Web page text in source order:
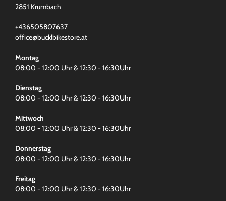
2851 Krumbach
+436505807637
office@bucklbikestore.at
Montag
08:00 - 12:00 Uhr & 12:30 - 16:30Uhr
Dienstag
08:00 - 12:00 Uhr & 12:30 - 16:30Uhr
Mittwoch
08:00 - 12:00 Uhr & 12:30 - 16:30Uhr
Donnerstag
08:00 - 12:00 Uhr & 12:30 - 16:30Uhr
Freitag
08:00 - 12:00 Uhr & 12:30 - 16:30Uhr